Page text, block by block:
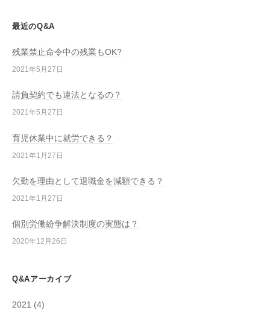
最近のQ&A
残業禁止命令中の残業もOK?
2021年5月27日
請負契約でも違法となるの？
2021年5月27日
育児休業中に就労できる？
2021年1月27日
欠勤を理由として退職金を減額できる？
2021年1月27日
個別労働紛争解決制度の実態は？
2020年12月26日
Q&Aアーカイブ
2021 (4)